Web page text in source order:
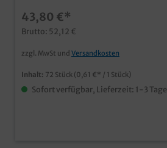
43,80 €*
Brutto: 52,12 €
zzgl. MwSt und Versandkosten
Inhalt: 72 Stück (0,61 €* / 1 Stück)
Sofort verfügbar, Lieferzeit: 1-3 Tage